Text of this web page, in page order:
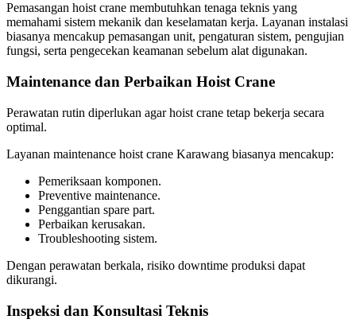
Pemasangan hoist crane membutuhkan tenaga teknis yang
memahami sistem mekanik dan keselamatan kerja. Layanan instalasi
biasanya mencakup pemasangan unit, pengaturan sistem, pengujian
fungsi, serta pengecekan keamanan sebelum alat digunakan.
Maintenance dan Perbaikan Hoist Crane
Perawatan rutin diperlukan agar hoist crane tetap bekerja secara
optimal.
Layanan maintenance hoist crane Karawang biasanya mencakup:
Pemeriksaan komponen.
Preventive maintenance.
Penggantian spare part.
Perbaikan kerusakan.
Troubleshooting sistem.
Dengan perawatan berkala, risiko downtime produksi dapat
dikurangi.
Inspeksi dan Konsultasi Teknis